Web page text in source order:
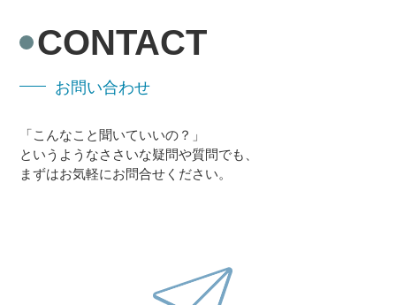
CONTACT
お問い合わせ
「こんなこと聞いていいの？」
というようなささいな疑問や質問でも、
まずはお気軽にお問合せください。